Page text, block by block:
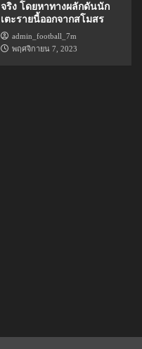
จริง โดยหาทางผลักดันนัก
เตะรายนี้ออกจากสโมสร
admin_football_7m
พฤศจิกายน 7, 2023